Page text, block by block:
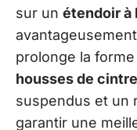
sur un étendoir à
prolonge la
housses de
suspendus et un
garantir une